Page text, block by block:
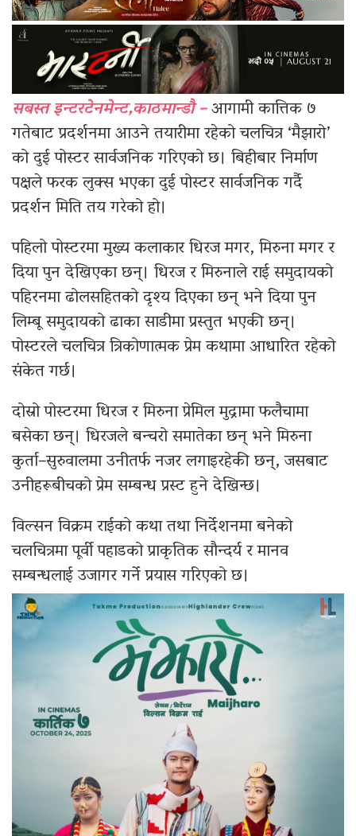
सबस्त इन्टरटेनमेन्ट,काठमान्डौ –आगामी कात्तिक ७
गतेबाट प्रदर्शनमा आउने तयारीमा रहेको चलचित्र ‘मैझारो’
को दुई पोस्टर सार्वजनिक गरिएको छ। बिहीबार निर्माण
पक्षले फरक लुक्स भएका दुई पोस्टर सार्वजनिक गर्दै
प्रदर्शन मिति तय गरेको हो।
पहिलो पोस्टरमा मुख्य कलाकार धिरज मगर, मिरुना मगर र
दिया पुन देखिएका छन्। धिरज र मिरुनाले राई समुदायको
पहिरनमा ढोलसहितको दृश्य दिएका छन् भने दिया पुन
लिम्बू समुदायको ढाका साडीमा प्रस्तुत भएकी छन्।
पोस्टरले चलचित्र त्रिकोणात्मक प्रेम कथामा आधारित रहेको
संकेत गर्छ।
दोस्रो पोस्टरमा धिरज र मिरुना प्रेमिल मुद्रामा फलैचामा
बसेका छन्। धिरजले बन्चरो समातेका छन् भने मिरुना
कुर्ता–सुरुवालमा उनीतर्फ नजर लगाइरहेकी छन्, जसबाट
उनीहरूबीचको प्रेम सम्बन्ध प्रस्ट हुने देखिन्छ।
विल्सन विक्रम राईको कथा तथा निर्देशनमा बनेको
चलचित्रमा पूर्वी पहाडको प्राकृतिक सौन्दर्य र मानव
सम्बन्धलाई उजागर गर्ने प्रयास गरिएको छ।